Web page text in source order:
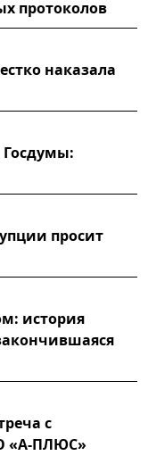
протоколов
наказала
Госдумы:
просит
история
с
«А-ПЛЮС»